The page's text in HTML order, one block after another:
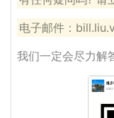
电子邮件：
我们一定会尽力解